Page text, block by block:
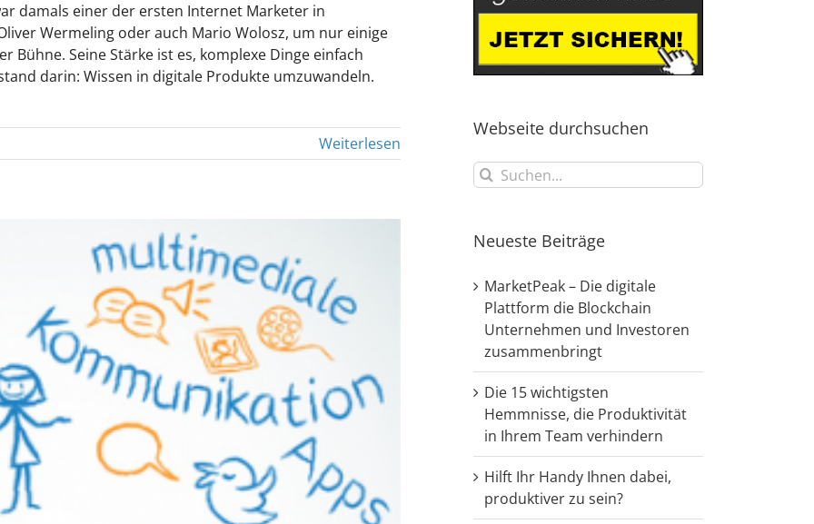
damals einer der ersten Internet Marketer in
Wermeling oder auch Mario Wolosz, um nur einige
Bühne. Seine Stärke ist es, komplexe Dinge einfach
darin: Wissen in digitale Produkte umzuwandeln.
Weiterlesen
Webseite durchsuchen
Suche
nach:
Neueste Beiträge
MarketPeak – Die digitale
Plattform die Blockchain
Unternehmen und Investoren
zusammenbringt
Die 15 wichtigsten
Hemmnisse, die Produktivität
in Ihrem Team verhindern
Hilft Ihr Handy Ihnen dabei,
produktiver zu sein?